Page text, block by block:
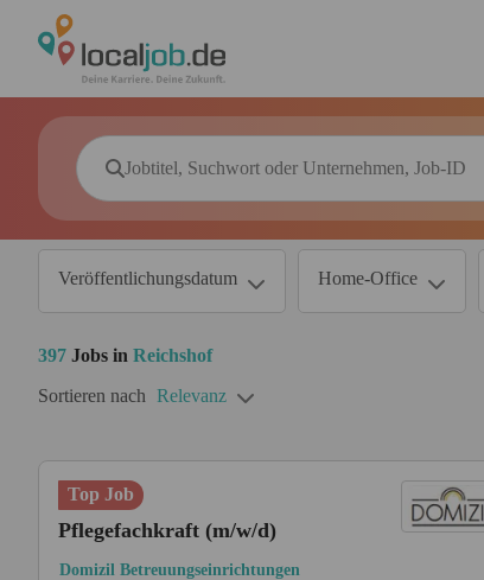
Veröffentlichungsdatum Home-Office
397 Jobs in Reichshof
Sortieren nach Relevanz
Top Job
Pflegefachkraft (m/w/d)
Domizil Betreuungseinrichtungen